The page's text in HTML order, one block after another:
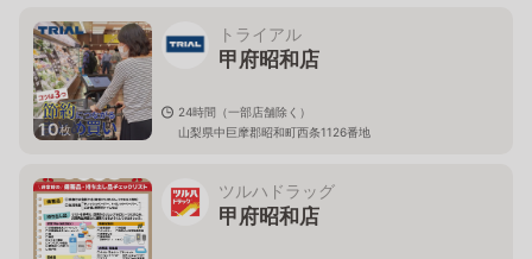
10枚
トライアル
甲府昭和店
24時間（一部店舗除く）
山梨県中巨摩郡昭和町西条1126番地
ツルハドラッグ
甲府昭和店